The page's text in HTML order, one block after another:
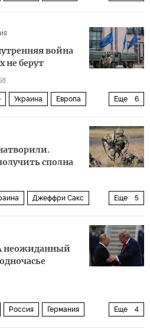
война
не берут
Еще 6
Украина Европа
сполна
Еще 5
Джеффри Сакс
неожиданный
Еще 4
Россия Германия